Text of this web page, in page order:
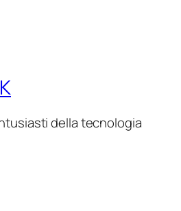
della tecnologia